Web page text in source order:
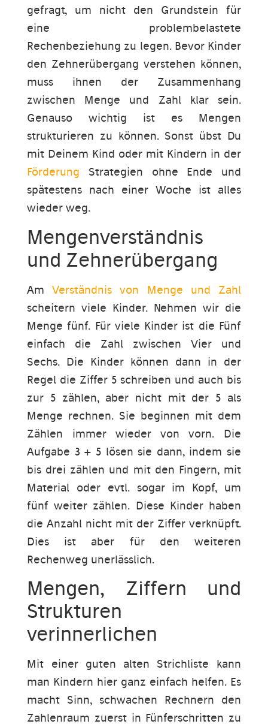
gefragt, um nicht den Grundstein für
eine problembelastete
Rechenbeziehung zu legen. Bevor Kinder
den Zehnerübergang verstehen können,
muss ihnen der Zusammenhang
zwischen Menge und Zahl klar sein.
Genauso wichtig ist es Mengen
strukturieren zu können. Sonst übst Du
mit Deinem Kind oder mit Kindern in der
Förderung Strategien ohne Ende und
spätestens nach einer Woche ist alles
wieder weg.
Mengenverständnis
und Zehnerübergang
AmVerständnis von Menge und Zahl
scheitern viele Kinder. Nehmen wir die
Menge fünf. Für viele Kinder ist die Fünf
einfach die Zahl zwischen Vier und
Sechs. Die Kinder können dann in der
Regel die Ziffer 5 schreiben und auch bis
zur 5 zählen, aber nicht mit der 5 als
Menge rechnen. Sie beginnen mit dem
Zählen immer wieder von vorn. Die
Aufgabe 3 + 5 lösen sie dann, indem sie
bis drei zählen und mit den Fingern, mit
Material oder evtl. sogar im Kopf, um
fünf weiter zählen. Diese Kinder haben
die Anzahl nicht mit der Ziffer verknüpft.
Dies ist aber für den weiteren
Rechenweg unerlässlich.
Mengen, Ziffern und
Strukturen
verinnerlichen
Mit einer guten alten Strichliste kann
man Kindern hier ganz einfach helfen. Es
macht Sinn, schwachen Rechnern den
Zahlenraum zuerst in Fünferschritten zu